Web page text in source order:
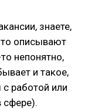
знаете,
то описывают
непонятно,
и такое,
работой или
сфере).